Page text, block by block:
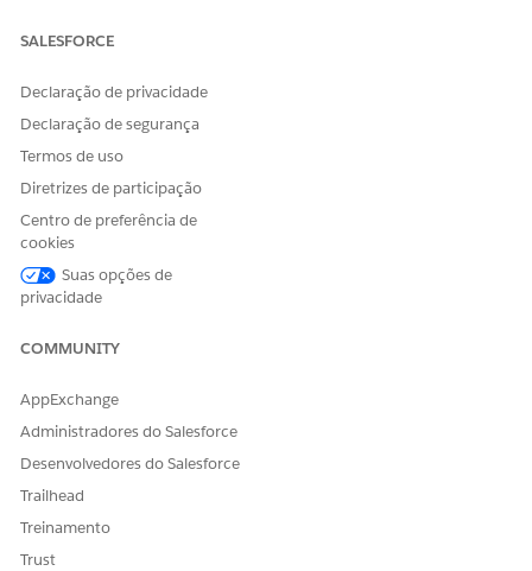
Agentforce Builder
tarefas de agendamento com integridade, incorporando
transparência e uso ético ao longo do processo. Criamos
proteções no Agendamento autônomo para ser
consistente com esses princípios.
Escalonamentos para um representante no novo
Agentforce Builder
Revise os cenários que fazem as conversas serem
escaladas para um representante. Quando o agente escala
representante selecionar a escalação. Você pode modificar
Entendendo o agendamento iniciado pelo cliente para o
Field Service no novo Agentforce Builder
Permita que seus clientes agendem, reagendem,
compromissos a qualquer momento. Os clientes podem
interagir diretamente com o agente de IA, o que reduz o
gerenciamento de compromisso para um terço do tempo.
SALESFORCE
Declaração de privacidade
Declaração de segurança
Termos de uso
Diretrizes de participação
Centro de preferência de
cookies
Suas opções de
privacidade
COMMUNITY
AppExchange
Administradores do Salesforce
Desenvolvedores do Salesforce
Trailhead
Treinamento
Trust